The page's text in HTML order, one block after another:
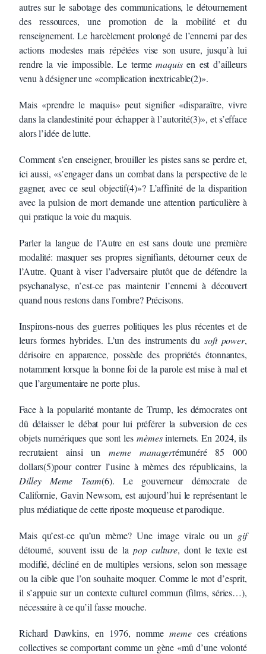
autres sur le sabotage des communications, le détournement
des ressources, une promotion de la mobilité et du
renseignement. Le harcèlement prolongé de l’ennemi par des
actions modestes mais répétées vise son usure, jusqu’à lui
rendre la vie impossible. Le termemaquisen est d’ailleurs
venu à désigner une «complication inextricable(2)».
Mais «prendre le maquis» peut signifier «disparaître, vivre
dans la clandestinité pour échapper à l’autorité(3)», et s’efface
alors l’idée de lutte.
Comment s’en enseigner, brouiller les pistes sans se perdre et,
ici aussi, «s’engager dans un combat dans la perspective de le
gagner, avec ce seul objectif(4)»? L’affinité de la disparition
avec la pulsion de mort demande une attention particulière à
qui pratique la voie du maquis.
Parler la langue de l’Autre en est sans doute une première
modalité: masquer ses propres signifiants, détourner ceux de
l’Autre. Quant à viser l’adversaire plutôt que de défendre la
psychanalyse, n’est-ce pas maintenir l’ennemi à découvert
quand nous restons dans l’ombre? Précisons.
Inspirons-nous des guerres politiques les plus récentes et de
leurs formes hybrides. L’un des instruments dusoft power,
dérisoire en apparence, possède des propriétés étonnantes,
notamment lorsque la bonne foi de la parole est mise à mal et
que l’argumentaire ne porte plus.
Face à la popularité montante de Trump, les démocrates ont
dû délaisser le débat pour lui préférer la subversion de ces
objets numériques que sont les mèmesinternets. En 2024, ils
recrutaient ainsi unmeme managerrémunéré 85 000
dollars(5)pour contrer l’usine à mèmes des républicains, la
Dilley Meme Team(6). Le gouverneur démocrate de
Californie, Gavin Newsom, est aujourd’hui le représentant le
plus médiatique de cette riposte moqueuse et parodique.
Mais qu’est-ce qu’un mème? Une image virale ou un gif
détourné, souvent issu de lapop culture, dont le texte est
modifié, décliné en de multiples versions, selon son message
ou la cible que l’on souhaite moquer. Comme le mot d’esprit,
il s’appuie sur un contexte culturel commun (films, séries…),
nécessaire à ce qu’il fasse mouche.
Richard Dawkins, en 1976, nomme meme ces créations
collectives se comportant comme un gène «mû d’une volonté